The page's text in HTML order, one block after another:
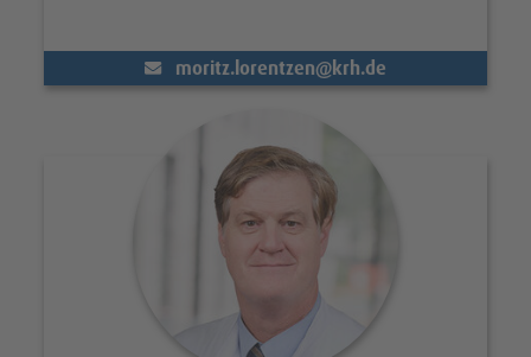
moritz.lorentzen (@)
krh.de
Portrait Prof. Dr. med. Julian Mall